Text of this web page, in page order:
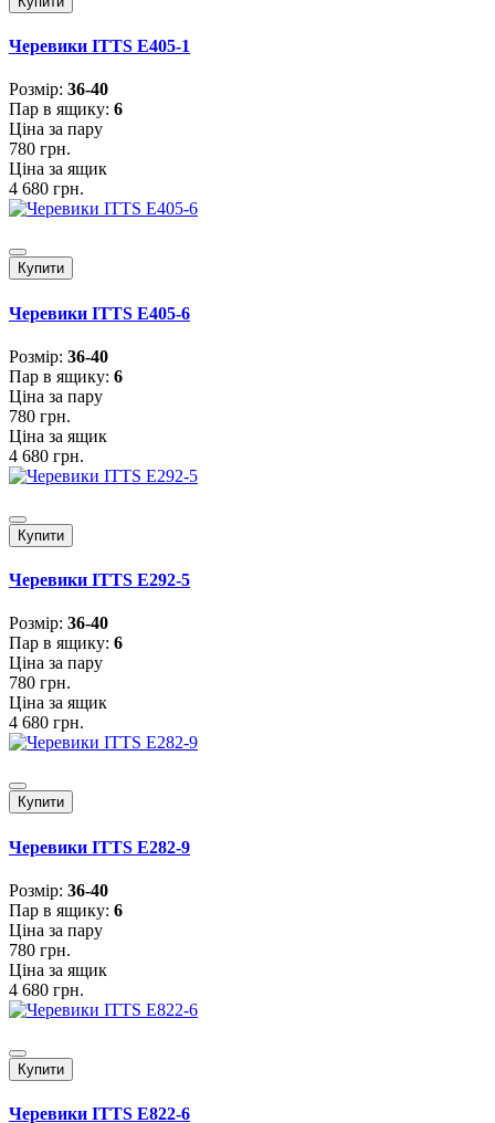
Черевики ITTS E405-1
Розмiр: 36-40
Пар в ящику: 6
Ціна за пару
780 грн.
Ціна за ящик
4 680 грн.
Купити
Черевики ITTS E405-6
Розмiр: 36-40
Пар в ящику: 6
Ціна за пару
780 грн.
Ціна за ящик
4 680 грн.
Купити
Черевики ITTS E292-5
Розмiр: 36-40
Пар в ящику: 6
Ціна за пару
780 грн.
Ціна за ящик
4 680 грн.
Купити
Черевики ITTS E282-9
Розмiр: 36-40
Пар в ящику: 6
Ціна за пару
780 грн.
Ціна за ящик
4 680 грн.
Купити
Черевики ITTS E822-6